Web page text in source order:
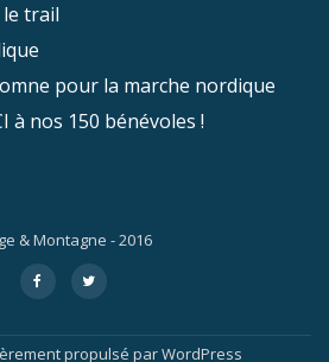
trail
pour la marche nordique
à nos 150 bénévoles !
& Montagne - 2016
fa-
facebook
fa-
twitter
propulsé parWordPress